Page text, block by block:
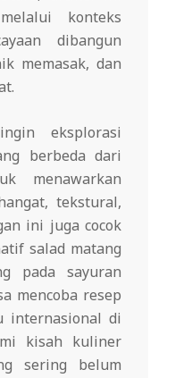
konteks
dibangun
memasak, dan
eksplorasi
berbeda dari
menawarkan
tekstural,
ini juga cocok
salad matang
pada sayuran
mencoba resep
internasional di
kisah kuliner
sering belum